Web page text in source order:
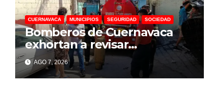
CUERNAVACA MUNICIPIOS SEGURIDAD SOCIEDAD
Bomberos de Cuernavaca
exhortan a revisar
instalaciones de gas para
prevenir incidentes
AGO 7, 2026